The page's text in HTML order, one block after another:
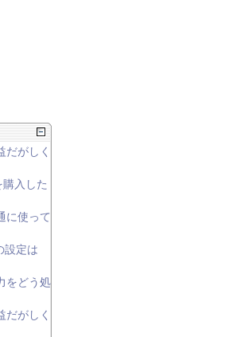
だがしく
入した
に使って
設定は
をどう処
だがしく